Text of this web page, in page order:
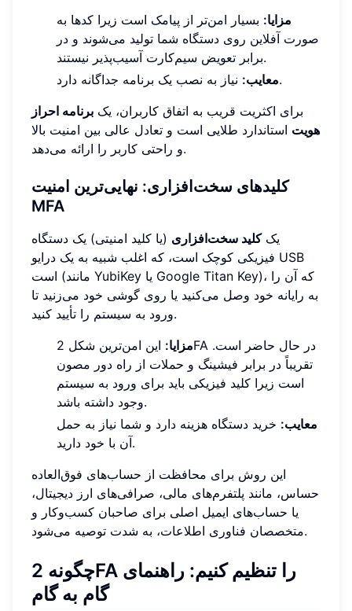
مزایا: بسیار امن‌تر از پیامک است زیرا کدها به
صورت آفلاین روی دستگاه شما تولید می‌شوند و در
برابر تعویض سیم‌کارت آسیب‌پذیر نیستند.
معایب:نیاز به نصب یک برنامه جداگانه دارد.
برای اکثریت قریب به اتفاق کاربران، یک برنامه احراز
هویت استاندارد طلایی است و تعادل عالی بین امنیت بالا
و راحتی کاربر را ارائه می‌دهد.
کلیدهای سخت‌افزاری: نهایی‌ترین امنیت
MFA
یککلید سخت‌افزاری (یا کلید امنیتی) یک دستگاه
فیزیکی کوچک است، که اغلب شبیه به یک درایو USB
است (مانند YubiKey یا Google Titan Key)، که آن را
به رایانه خود وصل می‌کنید یا روی گوشی خود می‌زنید تا
ورود به سیستم را تأیید کنید.
مزایا:
این امن‌ترین شکل 2FA در حال حاضر است.
تقریباً در برابر فیشینگ و حملات از راه دور مصون
است زیرا کلید فیزیکی باید برای ورود به سیستم
وجود داشته باشد.
معایب: خرید دستگاه هزینه دارد و شما نیاز به حمل
آن با خود دارید.
این روش برای محافظت از حساب‌های فوق‌العاده
حساس، مانند پلتفرم‌های مالی، صرافی‌های ارز دیجیتال،
یا حساب‌های ایمیل اصلی برای صاحبان کسب‌وکار و
متخصصان فناوری اطلاعات، به شدت توصیه می‌شود.
چگونه 2FA را تنظیم کنیم: راهنمای
گام به گام